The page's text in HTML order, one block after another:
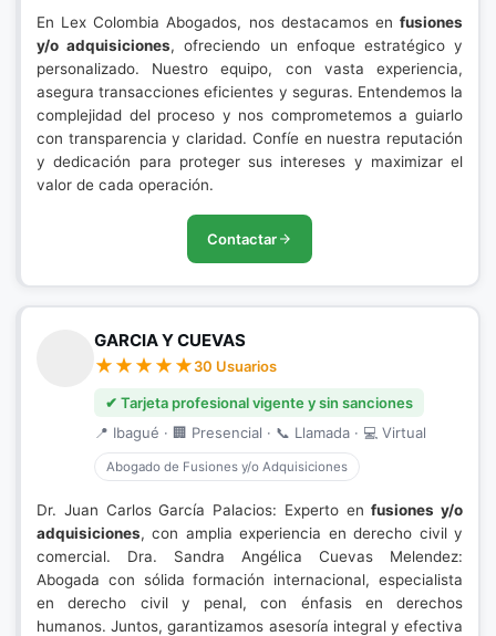
En Lex Colombia Abogados, nos destacamos en fusiones
y/o adquisiciones, ofreciendo un enfoque estratégico y
personalizado. Nuestro equipo, con vasta experiencia,
asegura transacciones eficientes y seguras. Entendemos la
complejidad del proceso y nos comprometemos a guiarlo
con transparencia y claridad. Confíe en nuestra reputación
y dedicación para proteger sus intereses y maximizar el
valor de cada operación.
Contactar
GARCIA Y CUEVAS
30 Usuarios
✔ Tarjeta profesional vigente y sin sanciones
📍 Ibagué · 🏢 Presencial · 📞 Llamada · 💻 Virtual
Abogado de Fusiones y/o Adquisiciones
Dr. Juan Carlos García Palacios: Experto enfusiones y/o
adquisiciones, con amplia experiencia en derecho civil y
comercial. Dra. Sandra Angélica Cuevas Melendez:
Abogada con sólida formación internacional, especialista
en derecho civil y penal, con énfasis en derechos
humanos. Juntos, garantizamos asesoría integral y efectiva